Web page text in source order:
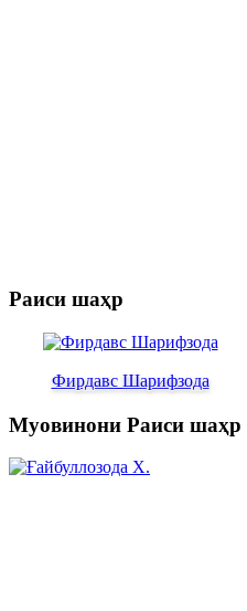
Раиси шаҳр
Фирдавс Шарифзода
Муовинони Раиси шаҳр